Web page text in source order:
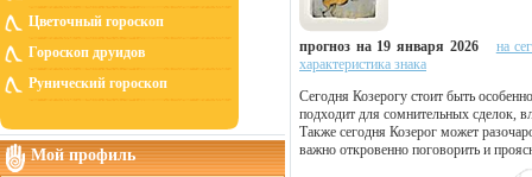
Цветочный гороскоп
Гороскоп друидов
Рунический гороскоп
Мой профиль
прогноз на 19 января 2026
на
характеристика знака
Сегодня Козерогу стоит быть
подходит для сомнительных сделок,
Также сегодня Козерог может
важно откровенно поговорить и